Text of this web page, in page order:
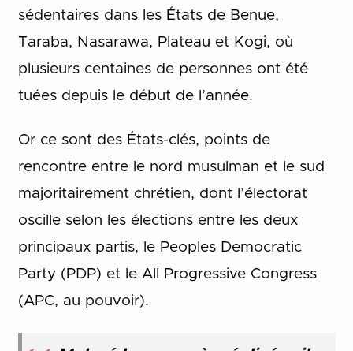
sédentaires dans les États de Benue,
Taraba, Nasarawa, Plateau et Kogi, où
plusieurs centaines de personnes ont été
tuées depuis le début de l’année.
Or ce sont des États-clés, points de
rencontre entre le nord musulman et le sud
majoritairement chrétien, dont l’électorat
oscille selon les élections entre les deux
principaux partis, le Peoples Democratic
Party (PDP) et le All Progressive Congress
(APC, au pouvoir).